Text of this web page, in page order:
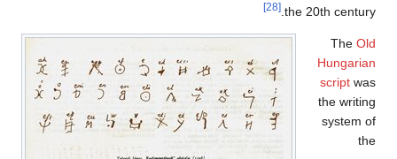
the 20th century.
[28]
The Old
Hungarian
script was
the writing
system of
the